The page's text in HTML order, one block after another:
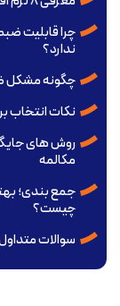
چرا قابلیت
ندارد؟
چگونه مشکل
نکات انتخاب
روش های
مکالمه
جمع بندی؛
چیست؟
سوالات